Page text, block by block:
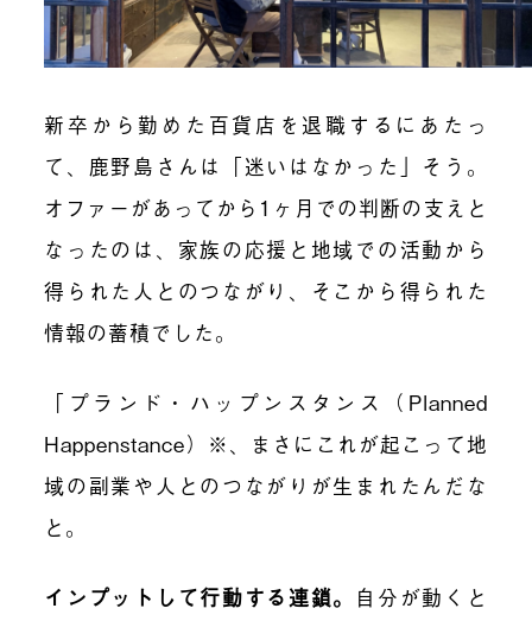
新卒から勤めた百貨店を退職するにあたっ
て、鹿野島さんは「迷いはなかった」そう。
オファーがあってから1ヶ月での判断の支えと
なったのは、家族の応援と地域での活動から
得られた人とのつながり、そこから得られた
情報の蓄積でした。
「プランド・ハップンスタンス（Planned
Happenstance）※、まさにこれが起こって地
域の副業や人とのつながりが生まれたんだな
と。
インプットして行動する連鎖。 自分が動くと